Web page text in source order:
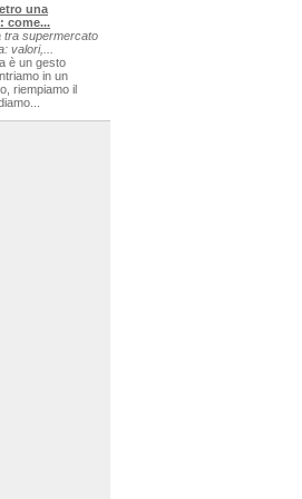
una
come...
tra supermercato
valori,...
è un gesto
in un
riempiamo il